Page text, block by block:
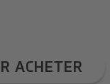
ACHETER